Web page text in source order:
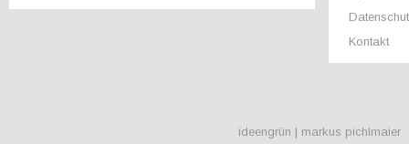
Kontakt
ideengrün | markus pichlmaier